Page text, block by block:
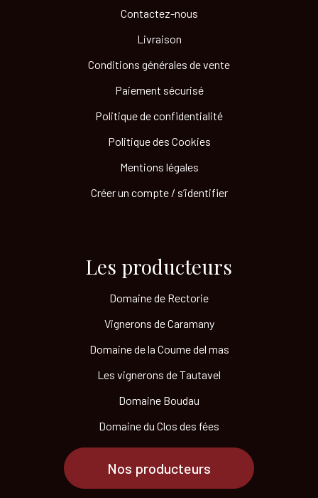
Contactez-nous
Livraison
Conditions générales de vente
Paiement sécurisé
Politique de confidentialité
Politique des Cookies
Mentions légales
Créer un compte / s’identifier
Les producteurs​
Domaine de Rectorie
Vignerons de Caramany
Domaine de la Coume del mas
Les vignerons de Tautavel
Domaine Boudau
Domaine du Clos des fées
Nos producteurs